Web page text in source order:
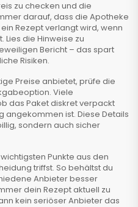
zu checken und die
darauf, dass die Apotheke
Rezept verlangt wird, wenn
die Hinweise zu
Bericht – das spart
Risiken.
Preise anbietet, prüfe die
Viele
das Paket diskret verpackt
angekommen ist. Diese Details
sondern auch sicher
Punkte aus den
triffst. So behältst du
Anbieter besser
dein Rezept aktuell zu
kein seriöser Anbieter das